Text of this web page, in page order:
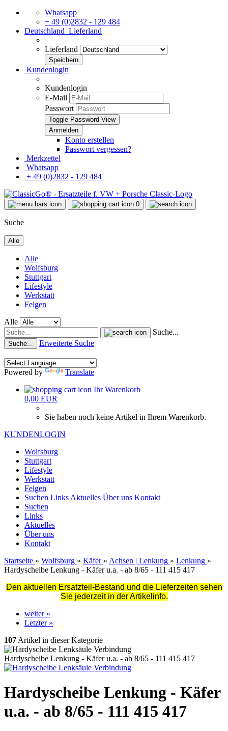
Whatsapp
+ 49 (0)2832 - 129 484
Deutschland Lieferland
Lieferland
Kundenlogin
Kundenlogin
E-Mail
Passwort
Toggle Password View
Konto erstellen
Passwort vergessen?
Merkzettel
Whatsapp
+ 49 (0)2832 - 129 484
0
Suche
Alle
Alle
Wolfsburg
Stuttgart
Lifestyle
Werkstatt
Felgen
Alle
Suche...
Suche... Erweiterte Suche
Powered by
Translate
Ihr Warenkorb
0,00 EUR
Sie haben noch keine Artikel in Ihrem Warenkorb.
KUNDENLOGIN
Wolfsburg
Stuttgart
Lifestyle
Werkstatt
Felgen
Suchen Links Aktuelles Über uns Kontakt
Suchen
Links
Aktuelles
Über uns
Kontakt
Startseite » Wolfsburg » Käfer » Achsen | Lenkung » Lenkung »
Hardyscheibe Lenkung - Käfer u.a. - ab 8/65 - 111 415 417
Den aktuellen Ersatzteil-Bestand und die Lieferzeiten sehen
Sie jederzeit in der Artikelinfo.
weiter »
Letzter »
107 Artikel in dieser Kategorie
Hardyscheibe Lenkung - Käfer u.a. - ab 8/65 - 111 415 417
Hardyscheibe Lenkung - Käfer
u.a. - ab 8/65 - 111 415 417